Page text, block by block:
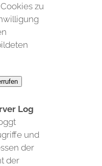
zu
Log
und
der
der